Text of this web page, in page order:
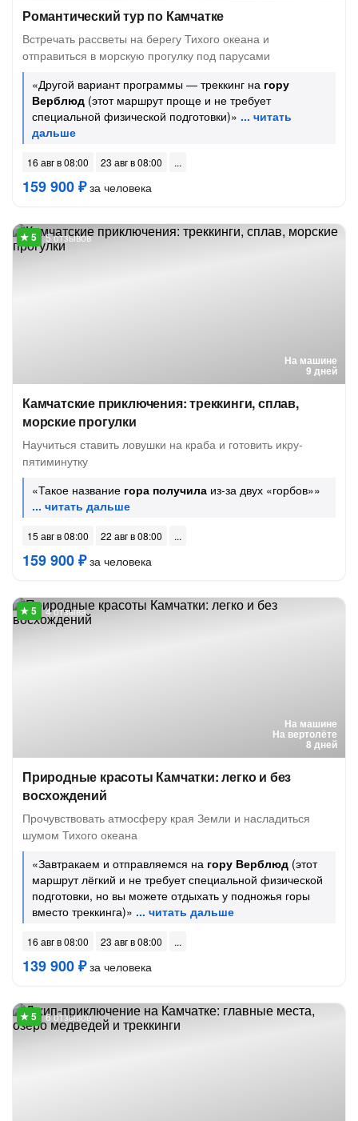
Романтический тур по Камчатке
Встречать рассветы на берегу Тихого океана и
отправиться в морскую прогулку под парусами
«Другой вариант программы — треккинг на гору
Верблюд (этот маршрут проще и не требует
специальной физической подготовки)»
16 авг в 08:00 23 авг в 08:00
159 900 ₽за человека
На машине
9 дней
5 отзывов
Камчатские приключения: треккинги, сплав,
морские прогулки
Научиться ставить ловушки на краба и готовить икру-
пятиминутку
«Такое название гора получила из-за двух «горбов»»
15 авг в 08:00 22 авг в 08:00
159 900 ₽за человека
На машине
На вертолёте
8 дней
4 отзыва
Природные красоты Камчатки: легко и без
восхождений
Прочувствовать атмосферу края Земли и насладиться
шумом Тихого океана
«Завтракаем и отправляемся на гору Верблюд (этот
маршрут лёгкий и не требует специальной физической
подготовки, но вы можете отдыхать у подножья горы
вместо треккинга)»
16 авг в 08:00 23 авг в 08:00
139 900 ₽за человека
6 отзывов